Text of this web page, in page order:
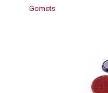
Gomets